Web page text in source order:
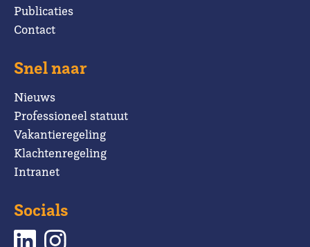
Publicaties
Contact
Snel naar
Nieuws
Professioneel statuut
Vakantieregeling
Klachtenregeling
Intranet
Socials